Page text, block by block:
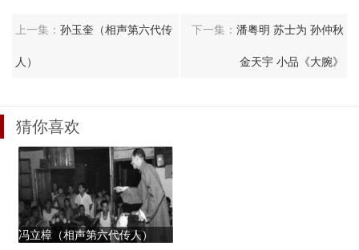
上一集：孙玉奎（相声第六代传
人）
下一集： 潘粤明 苏士为 孙仲秋
金天宇 小品《大腕》
猜你喜欢
冯立樟（相声第六代传人）